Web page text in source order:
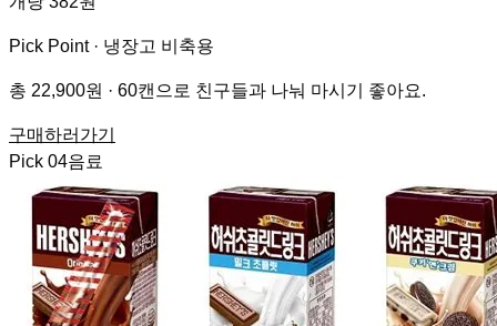
Pick Point · 냉장고 비축용
총 22,900원 · 60캔으로 친구들과 나눠 마시기 좋아요.
구매하러가기
Pick 04음료